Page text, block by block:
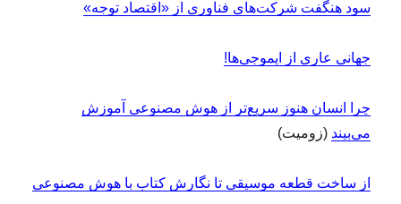
سود هنگفت شرکت‌های فناوری از «اقتصاد توجه»
جهانی عاری از ایموجی‌ها!
چرا انسان هنوز سریع‌تر از هوش مصنوعی آموزش
می‌بیند (زومیت)
از ساخت قطعه موسیقی تا نگارش کتاب با هوش مصنوعی